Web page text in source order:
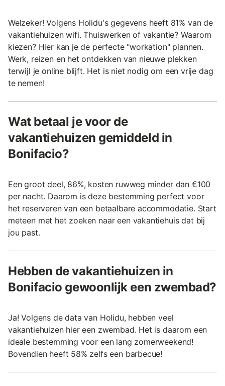
Welzeker! Volgens Holidu's gegevens heeft 81% van de
vakantiehuizen wifi. Thuiswerken of vakantie? Waarom
kiezen? Hier kan je de perfecte "workation" plannen.
Werk, reizen en het ontdekken van nieuwe plekken
terwijl je online blijft. Het is niet nodig om een vrije dag
te nemen!
Wat betaal je voor de
vakantiehuizen gemiddeld in
Bonifacio?
Een groot deel, 86%, kosten ruwweg minder dan €100
per nacht. Daarom is deze bestemming perfect voor
het reserveren van een betaalbare accommodatie. Start
meteen met het zoeken naar een vakantiehuis dat bij
jou past.
Hebben de vakantiehuizen in
Bonifacio gewoonlijk een zwembad?
Ja! Volgens de data van Holidu, hebben veel
vakantiehuizen hier een zwembad. Het is daarom een
ideale bestemming voor een lang zomerweekend!
Bovendien heeft 58% zelfs een barbecue!